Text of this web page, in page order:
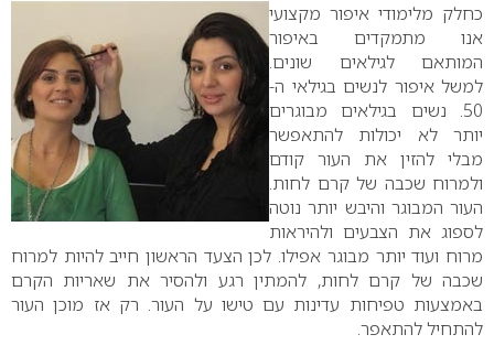
כחלק מלימודי איפור מקצועי
אנו מתמקדים באיפור
המותאם לגילאים שונים.
למשל איפור לנשים בגילאי ה-
50. נשים בגילאים מבוגרים
יותר לא יכולות להתאפשר
מבלי להזין את העור קודם
ולמרוח שכבה של קרם לחות.
העור המבוגר והיבש יותר נוטה
לספוג את הצבעים ולהיראות
מרוח ועוד יותר מבוגר אפילו. לכן הצעד הראשון חייב להיות למרוח
שכבה של קרם לחות, להמתין רגע ולהסיר את שאריות הקרם
באמצעות טפיחות עדינות עם טישו על העור. רק אז מוכן העור
להתחיל להתאפר.